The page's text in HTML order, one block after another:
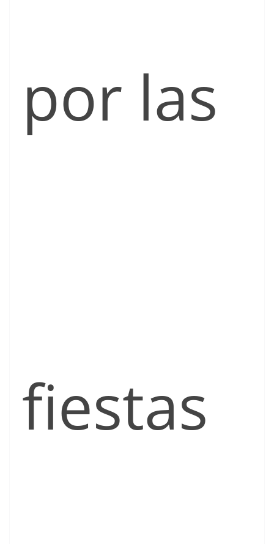
por las
fiestas